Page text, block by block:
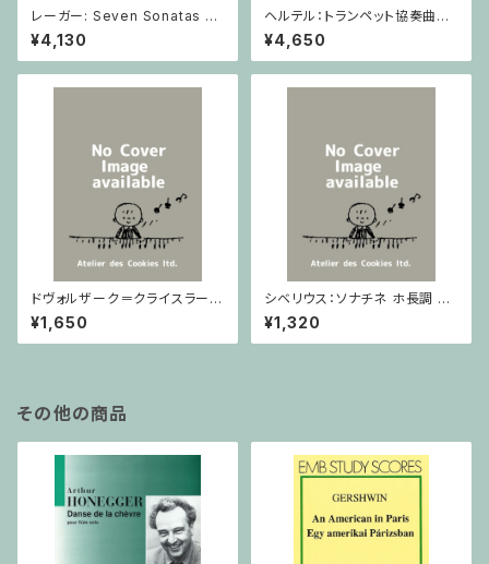
レーガー: Seven Sonatas o
p. 91 Heft 2 / ヴァイオリン
¥4,130
ヘルテル：トランペット協奏曲第1
番 変ホ長調/トランペット・ピア
ノ
¥4,650
ドヴォルザーク＝クライスラー：
スラヴ幻想曲 ロ短調 from Op.
55-4, Op.75 / ヴァイオリンと
ピアノ
¥1,650
シベリウス：ソナチネ ホ長調 O
p.80 / ヴァイオリンとピアノ
¥1,320
その他の商品